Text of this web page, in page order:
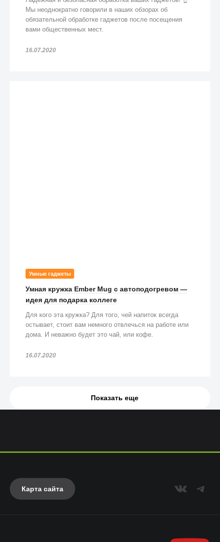
Мы неоднократно говорили в наших обзорах об
обязательной обработке гаджетов после посещения
вами общественных мест.
16.07.2020
Умные гаджеты
Умная кружка Ember Mug с автоподогревом —
идея для подарка коллеге
Для кого эта кружка? Для того, чей напиток всегда
остывает, стоит вам немного отвлечься на работе или
дома. И неважно будет это чай, или кофе.
16.07.2020
Показать еще
Карта сайта